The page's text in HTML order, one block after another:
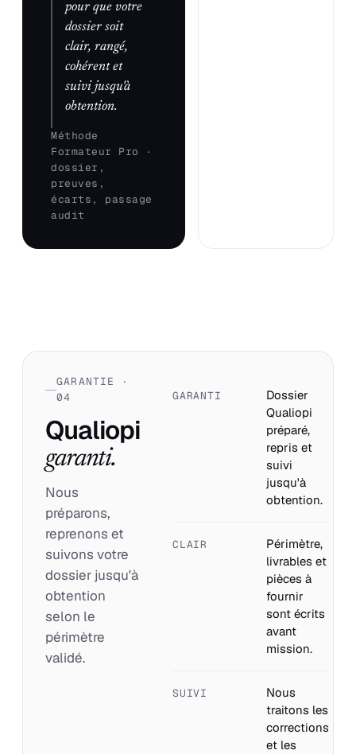
pour que votre
dossier soit
clair, rangé,
cohérent et
suivi jusqu'à
obtention.
Méthode
Formateur Pro ·
dossier,
preuves,
écarts, passage
audit
GARANTIE ·
04
Qualiopi
garanti.
Nous
préparons,
reprenons et
suivons votre
dossier jusqu'à
obtention
selon le
périmètre
validé.
GARANTI
Dossier
Qualiopi
préparé,
repris et
suivi
jusqu'à
obtention.
CLAIR
Périmètre,
livrables et
pièces à
fournir
sont écrits
avant
mission.
SUIVI
Nous
traitons les
corrections
et les